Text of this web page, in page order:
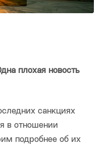
плохая новость
санкциях
в отношении
подробнее об их